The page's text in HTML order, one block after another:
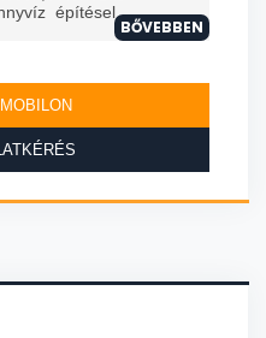
építésel
BŐVEBBEN